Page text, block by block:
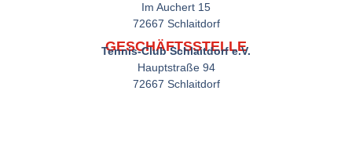
Im Auchert 15
72667 Schlaitdorf
GESCHÄFTSSTELLE
Tennis-Club Schlaitdorf e.V.
Hauptstraße 94
72667 Schlaitdorf